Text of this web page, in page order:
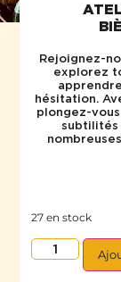
Rejoignez-
explorez
hésitation.
plongez-
subtilités
27 en stock